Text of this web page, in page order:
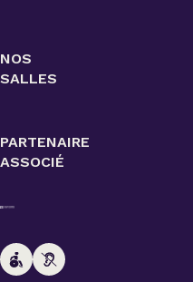
NOS
SALLES
PARTENAIRE
ASSOCIÉ